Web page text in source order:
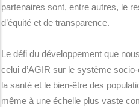
partenaires sont, entre autres, le
d’équité et de transparence.
Le défi du développement que
celui d’AGIR sur le système
la santé et le bien-être des
même à une échelle plus vaste